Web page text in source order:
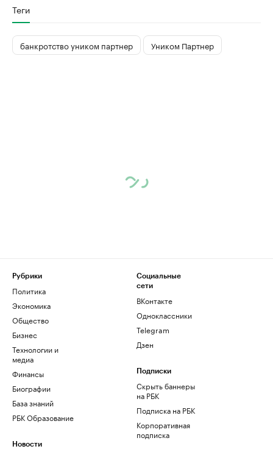
Теги
банкротство уником партнер Уником Партнер
Рубрики
Политика
Экономика
Общество
Бизнес
Технологии и
медиа
Финансы
Биографии
База знаний
РБК Образование
Новости
Социальные
сети
ВКонтакте
Одноклассники
Telegram
Дзен
Подписки
Скрыть баннеры
на РБК
Подписка на РБК
Корпоративная
подписка